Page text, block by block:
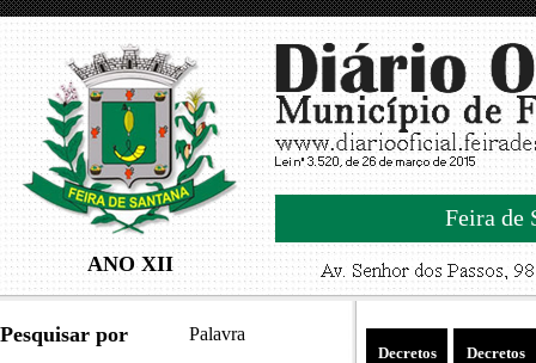
ANO XII
Feira de
Pesquisar por Palavra
Decretos
Decretos